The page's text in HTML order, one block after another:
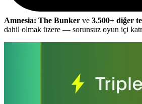
Amnesia: The Bunker ve 3.500+ diğer
dahil olmak üzere — sorunsuz oyun içi